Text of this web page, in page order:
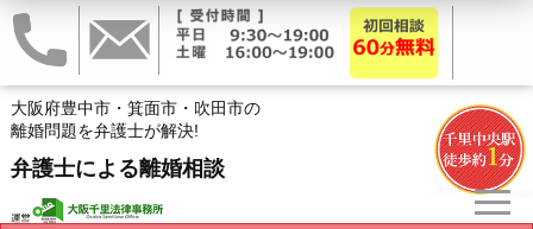
大阪府豊中市・箕面市・吹田市の
離婚問題を弁護士が解決!
弁護士による離婚相談